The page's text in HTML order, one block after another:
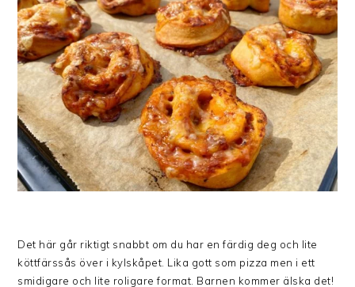
Det här går riktigt snabbt om du har en färdig deg och lite
köttfärssås över i kylskåpet. Lika gott som pizza men i ett
smidigare och lite roligare format. Barnen kommer älska det!